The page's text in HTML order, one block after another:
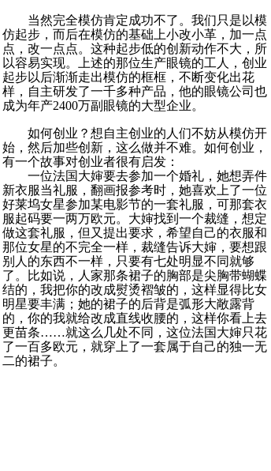
当然完全模仿肯定成功不了。我们只是以模
仿起步，而后在模仿的基础上小改小革，加一点
点，改一点点。这种起步低的创新动作不大，所
以容易实现。上述的那位生产眼镜的工人，创业
起步以后渐渐走出模仿的框框，不断变化出花
样，自主研发了一千多种产品，他的眼镜公司也
成为年产2400万副眼镜的大型企业。
如何创业？想自主创业的人们不妨从模仿开
始，然后加些创新，这么做并不难。如何创业，
有一个故事对创业者很有启发：
一位法国大婶要去参加一个婚礼，她想弄件
新衣服当礼服，翻画报参考时，她喜欢上了一位
好莱坞女星参加某电影节的一套礼服，可那套衣
服起码要一两万欧元。大婶找到一个裁缝，想定
做这套礼服，但又提出要求，希望自己的衣服和
那位女星的不完全一样，裁缝告诉大婶，要想跟
别人的东西不一样，只要有七处明显不同就够
了。比如说，人家那条裙子的胸部是尖胸带蝴蝶
结的，我把你的改成熨烫褶皱的，这样显得比女
明星要丰满；她的裙子的后背是弧形大敞露背
的，你的我就给改成直线收腰的，这样你看上去
更苗条……就这么几处不同，这位法国大婶只花
了一百多欧元，就穿上了一套属于自己的独一无
二的裙子。